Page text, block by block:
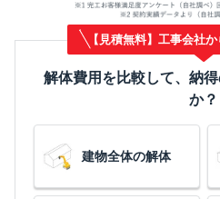
【見積無料】工事会社
解体費用を比較して、納
か？
建物全体の解体